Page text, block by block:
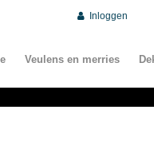
Inloggen
Veulens en merries